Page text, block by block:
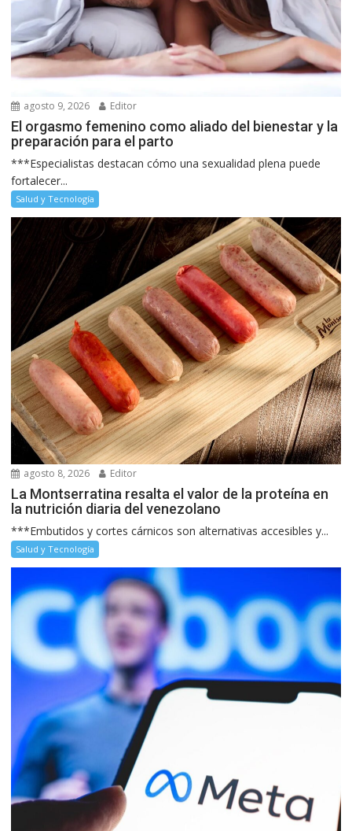
agosto 9, 2026 Editor
El orgasmo femenino como aliado del bienestar y la
preparación para el parto
***Especialistas destacan cómo una sexualidad plena puede
fortalecer...
Salud y Tecnología
agosto 8, 2026 Editor
La Montserratina resalta el valor de la proteína en
la nutrición diaria del venezolano
***Embutidos y cortes cárnicos son alternativas accesibles y...
Salud y Tecnología